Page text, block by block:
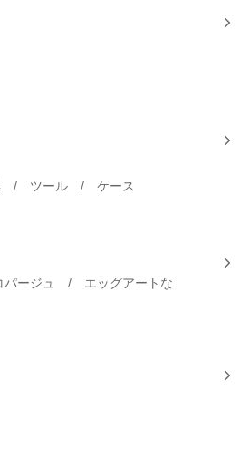
/ ツール / ケース
ージュ / エッグアートな